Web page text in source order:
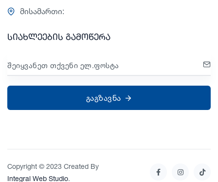
მისამართი:
სიახლეების გამოწერა
შეიყვანეთ თქვენი ელ.ფოსტა
გაგზავნა
Copyright © 2023 Created By
Integral Web Studio.